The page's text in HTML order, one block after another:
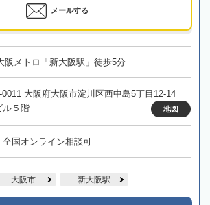
メールする
阪メトロ「新大阪駅」徒歩5分
0011 大阪府大阪市淀川区西中島5丁目12-14
ル５階
地図
全国オンライン相談可
大阪市 新大阪駅